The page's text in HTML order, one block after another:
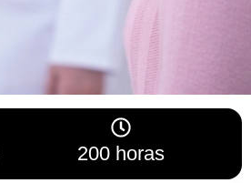
200 horas